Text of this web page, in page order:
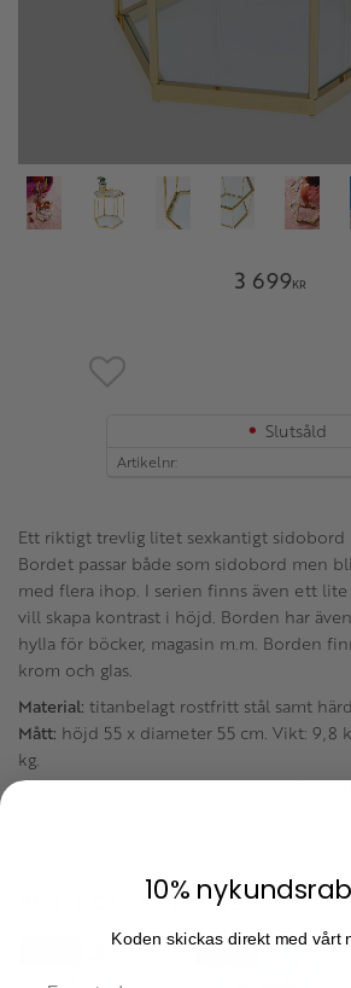
3 699KR
Lägg till i favoriter
Slutsåld
Artikelnr
Ett riktigt trevlig litet sexkantigt sidobord
Bordet passar både som sidobord men
med flera ihop. I serien finns även ett
vill skapa kontrast i höjd. Borden har
hylla för böcker, magasin m.m. Borden
krom och glas.
Material: titanbelagt rostfritt stål samt
Mått: höjd 55 x diameter 55 cm. Vikt: 9,8
kg.
Se även det lägre bordet i serien -
PERFECT PARTNERS
20
10%
Koden skickas direkt med vårt